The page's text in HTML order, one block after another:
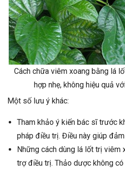
Cách chữa viêm xoang bằng lá
hợp nhẹ, không hiệu quả
Một số lưu ý khác:
Tham khảo ý kiến bác sĩ trước
pháp điều trị. Điều này giúp
Những cách dùng lá lốt trị viêm
trợ điều trị. Thảo dược không